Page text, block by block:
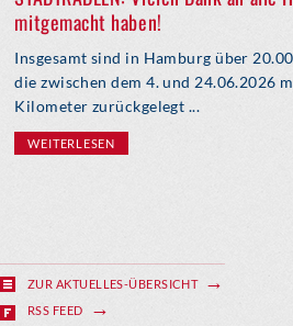
mitgemacht haben!
Insgesamt sind in Hamburg über
die zwischen dem 4. und 24.06.2026
Kilometer zurückgelegt ...
WEITERLESEN
ZUR AKTUELLES-ÜBERSICHT
RSS FEED